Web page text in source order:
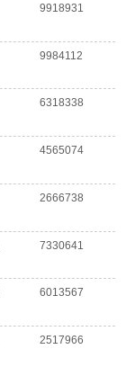
9918931
9984112
6318338
4565074
2666738
7330641
6013567
2517966